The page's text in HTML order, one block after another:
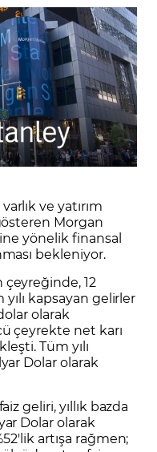
ve yatırım
Morgan
yönelik finansal
bekleniyor.
çeyreğinde, 12
kapsayan gelirler
olarak
çeyrekte net karı
Tüm yılı
Dolar olarak
geliri, yıllık bazda
Dolar olarak
artışa rağmen;